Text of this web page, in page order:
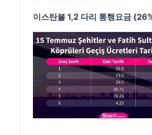
이스탄불 1,2 다리 통행요금